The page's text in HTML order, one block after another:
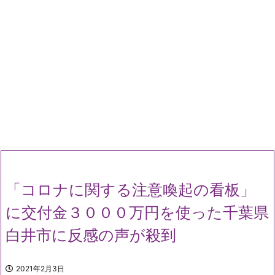
「コロナに関する注意喚起の看板」
に交付金３０００万円を使った千葉県
白井市に反感の声が殺到
2021年2月3日